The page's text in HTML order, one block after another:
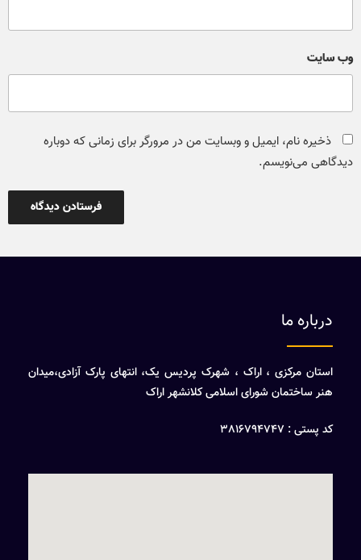
وب‌ سایت
ذخیره نام، ایمیل و وبسایت من در مرورگر برای زمانی که دوباره
دیدگاهی می‌نویسم.
درباره ما
استان مرکزی ، اراک ، شهرک پردیس یک، انتهای پارک آزادی،میدان
هنر ساختمان شورای اسلامی کلانشهر اراک
کد پستی : 3816794747